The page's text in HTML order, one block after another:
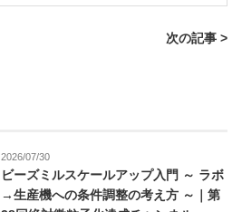
次の記事 >
2026/07/30
ビーズミルスケールアップ入門 ～ ラボ
→生産機への条件調整の考え方 ～｜第